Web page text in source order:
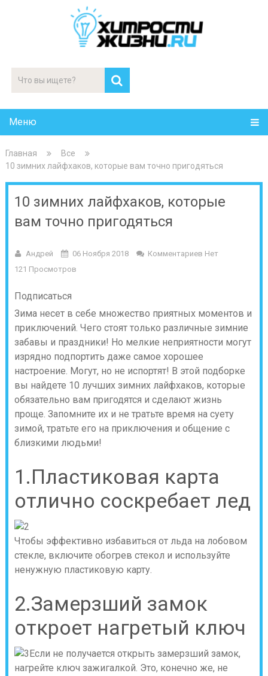
Меню
Главная
Все
10 зимних лайфхаков, которые вам точно пригодяться
10 зимних лайфхаков, которые
вам точно пригодяться
Андрей 06 Ноября 2018
Комментариев Нет
121 Просмотров
Подписаться
Зима несет в себе множество приятных моментов и
приключений. Чего стоят только различные зимние
забавы и праздники! Но мелкие неприятности могут
изрядно подпортить даже самое хорошее
настроение. Могут, но не испортят! В этой подборке
вы найдете 10 лучших зимних лайфхаков, которые
обязательно вам пригодятся и сделают жизнь
проще. Запомните их и не тратьте время на суету
зимой, тратьте его на приключения и общение с
близкими людьми!
1.Пластиковая карта
отлично соскребает лед
Чтобы эффективно избавиться от льда на лобовом
стекле, включите обогрев стекол и используйте
ненужную пластиковую карту.
2.Замерзший замок
откроет нагретый ключ
Если не получается открыть замерзший замок,
нагрейте ключ зажигалкой. Это, конечно же, не